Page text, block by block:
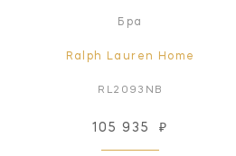
Бра
Ralph Lauren Home
RL2093NB
105 935 ₽